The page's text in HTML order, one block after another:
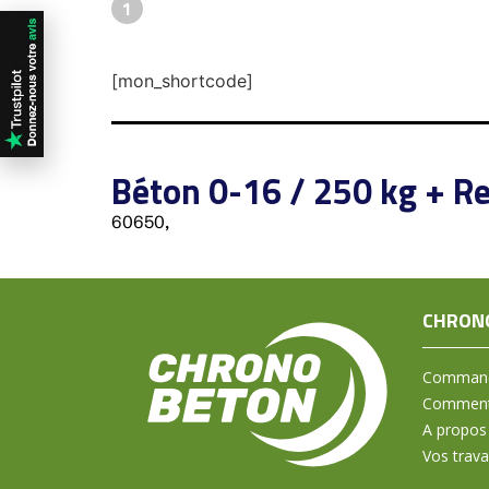
1
[mon_shortcode]
Béton 0-16 / 250 kg +
60650,
A propos
Vos